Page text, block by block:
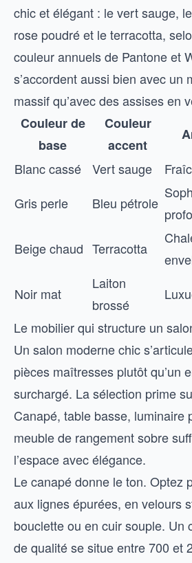
chic et élégant : le vert sauge,
rose poudré et le terracotta,
couleur annuels de Pantone et
s’accordent aussi bien avec un
massif qu’avec des assises en
Couleur de
base
Couleur
accent
Blanc cassé
Vert sauge
Gris perle
Bleu pétrole
Beige chaud Terracotta
Noir mat
Laiton
brossé
Le mobilier qui structure un
Un salon moderne chic
pièces maîtresses plutôt qu’un
surchargé. La sélection prime
Canapé, table basse, luminaire
meuble de rangement sobre
l’espace avec élégance.
Le canapé donne le ton. Optez
aux lignes épurées, en velours
bouclette ou en cuir souple. Un
de qualité se situe entre 700 et